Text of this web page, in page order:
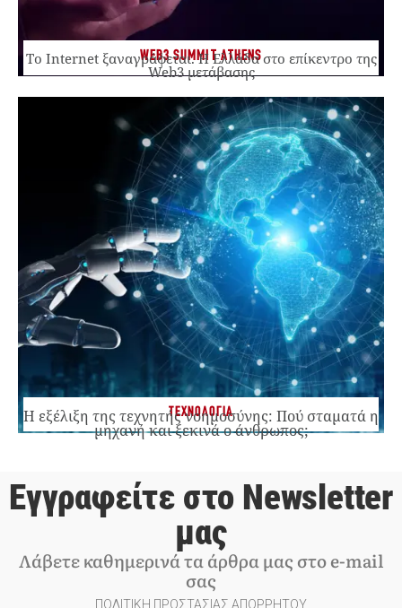
WEB3 SUMMIT ATHENS
Το Internet ξαναγράφεται. Η Ελλάδα στο επίκεντρο της
Web3 μετάβασης
ΤΕΧΝΟΛΟΓΙΑ
Η εξέλιξη της τεχνητής νοημοσύνης: Πού σταματά η
μηχανή και ξεκινά ο άνθρωπος;
Εγγραφείτε στο Newsletter
μας
Λάβετε καθημερινά τα άρθρα μας στο e-mail
σας
ΠΟΛΙΤΙΚΗ ΠΡΟΣΤΑΣΙΑΣ ΑΠΟΡΡΗΤΟΥ